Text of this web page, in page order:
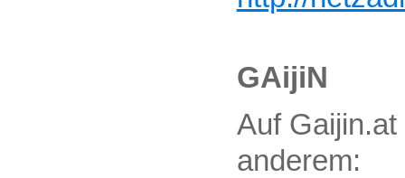
GAijiN
Auf
anderem: